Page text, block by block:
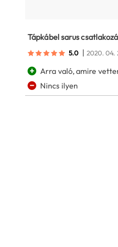
Tápkábel sarus
5.0 | 2020. 04.
+ Arra való, amire
− Nincs ilyen